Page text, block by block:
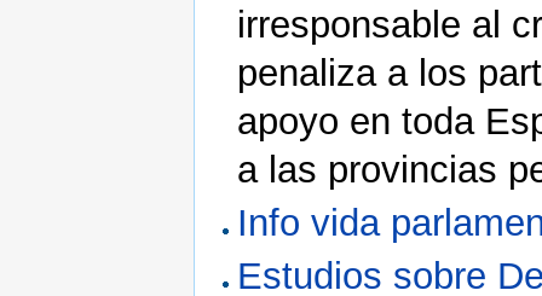
irresponsable al
penaliza a los
apoyo en toda
a las provincias
Info vida
Estudios sobre